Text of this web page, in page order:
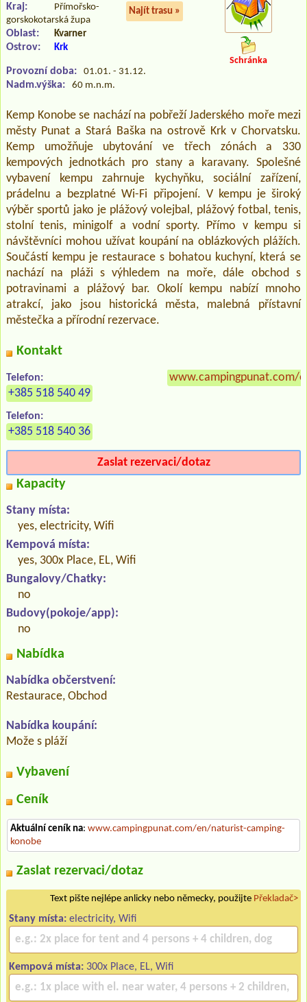
Najít trasu »
Kraj:
Přímořsko-
gorskokotarská župa
Oblast: Kvarner
Ostrov: Krk
Provozní doba: 01.01. - 31.12.
Nadm.výška: 60 m.n.m.
Schránka
Kemp Konobe se nachází na pobřeží Jaderského moře mezi
městy Punat a Stará Baška na ostrově Krk v Chorvatsku.
Kemp umožňuje ubytování ve třech zónách a 330
kempových jednotkách pro stany a karavany. Spolešné
vybavení kempu zahrnuje kychyňku, sociální zařízení,
prádelnu a bezplatné Wi-Fi připojení. V kempu je široký
výběr sportů jako je plážový volejbal, plážový fotbal, tenis,
stolní tenis, minigolf a vodní sporty. Přímo v kempu si
návštěvníci mohou užívat koupání na oblázkových plážích.
Součástí kempu je restaurace s bohatou kuchyní, která se
nachází na pláži s výhledem na moře, dále obchod s
potravinami a plážový bar. Okolí kempu nabízí mnoho
atrakcí, jako jsou historická města, malebná přístavní
městečka a přírodní rezervace.
Kontakt
Telefon:
+385 518 540 49
Telefon:
+385 518 540 36
www.campingpunat.com/
Zaslat rezervaci/dotaz
Kapacity
Stany místa:
yes, electricity, Wifi
Kempová místa:
yes, 300x Place, EL, Wifi
Bungalovy/Chatky:
no
Budovy(pokoje/app):
no
Nabídka
Nabídka občerstvení:
Restaurace, Obchod
Nabídka koupání:
Može s pláží
Vybavení
Ceník
Aktuální ceník na: www.campingpunat.com/en/naturist-camping-
konobe
Zaslat rezervaci/dotaz
Text pište nejlépe anlicky nebo německy, použijte Překladač>
Stany místa: electricity, Wifi
Kempová místa: 300x Place, EL, Wifi